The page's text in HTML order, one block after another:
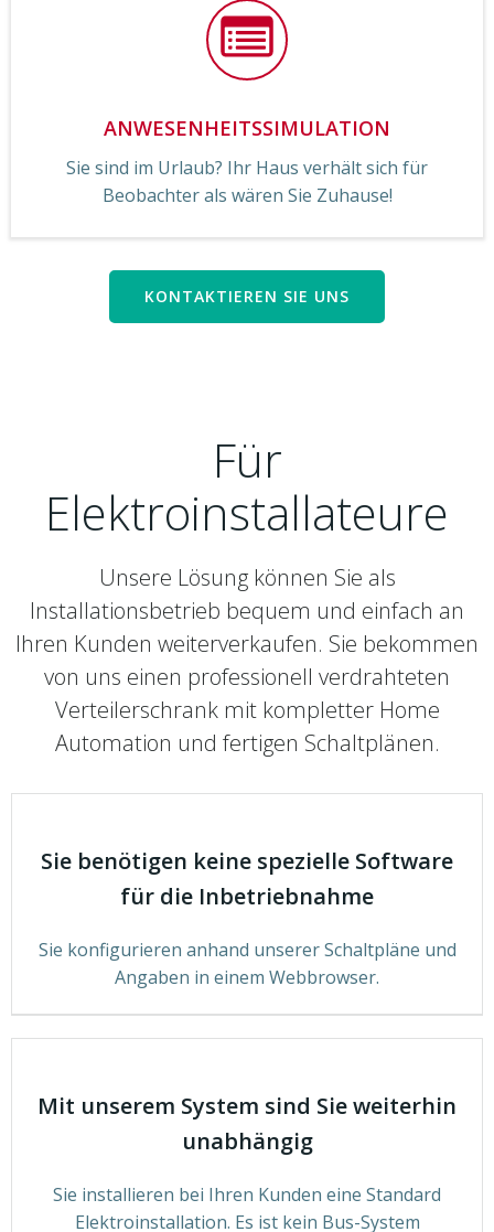
ANWESENHEITSSIMULATION
Sie sind im Urlaub? Ihr Haus verhält sich für
Beobachter als wären Sie Zuhause!
KONTAKTIEREN SIE UNS
Für
Elektroinstallateure
Unsere Lösung können Sie als
Installationsbetrieb bequem und einfach an
Ihren Kunden weiterverkaufen. Sie bekommen
von uns einen professionell verdrahteten
Verteilerschrank mit kompletter Home
Automation und fertigen Schaltplänen.
Sie benötigen keine spezielle Software
für die Inbetriebnahme
Sie konfigurieren anhand unserer Schaltpläne und
Angaben in einem Webbrowser.
Mit unserem System sind Sie weiterhin
unabhängig
Sie installieren bei Ihren Kunden eine Standard
Elektroinstallation. Es ist kein Bus-System